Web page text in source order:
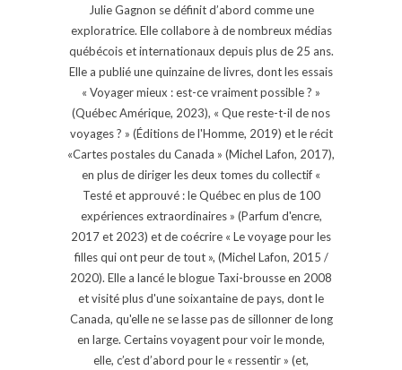
Julie Gagnon se définit d’abord comme une
exploratrice. Elle collabore à de nombreux médias
québécois et internationaux depuis plus de 25 ans.
Elle a publié une quinzaine de livres, dont les essais
« Voyager mieux : est-ce vraiment possible ? »
(Québec Amérique, 2023), « Que reste-t-il de nos
voyages ? » (Éditions de l'Homme, 2019) et le récit
«Cartes postales du Canada » (Michel Lafon, 2017),
en plus de diriger les deux tomes du collectif «
Testé et approuvé : le Québec en plus de 100
expériences extraordinaires » (Parfum d'encre,
2017 et 2023) et de coécrire « Le voyage pour les
filles qui ont peur de tout », (Michel Lafon, 2015 /
2020). Elle a lancé le blogue Taxi-brousse en 2008
et visité plus d'une soixantaine de pays, dont le
Canada, qu'elle ne se lasse pas de sillonner de long
en large. Certains voyagent pour voir le monde,
elle, c’est d’abord pour le « ressentir » (et,